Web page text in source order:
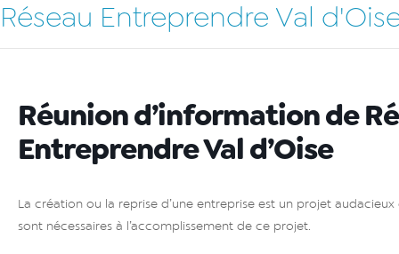
Réseau Entreprendre Val
Réunion d’information de
Entreprendre Val d’Oise
La création ou la reprise d’une entreprise est un projet
sont nécessaires à l’accomplissement de ce projet.